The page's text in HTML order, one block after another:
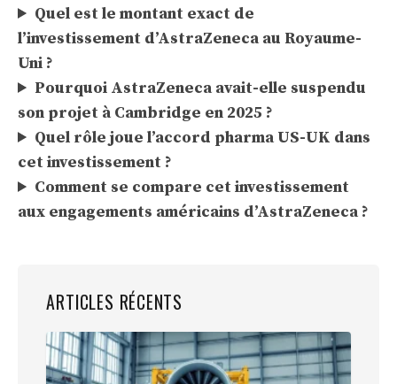
Quel est le montant exact de
l’investissement d’AstraZeneca au Royaume-
Uni ?
Pourquoi AstraZeneca avait-elle suspendu
son projet à Cambridge en 2025 ?
Quel rôle joue l’accord pharma US-UK dans
cet investissement ?
Comment se compare cet investissement
aux engagements américains d’AstraZeneca ?
ARTICLES RÉCENTS